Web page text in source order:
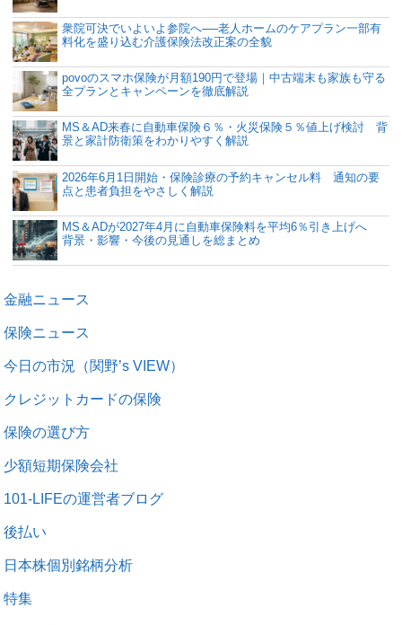
衆院可決でいよいよ参院へ──老人ホームのケアプラン一部有
料化を盛り込む介護保険法改正案の全貌
povoのスマホ保険が月額190円で登場｜中古端末も家族も守る
全プランとキャンペーンを徹底解説
MS＆AD来春に自動車保険６％・火災保険５％値上げ検討 背
景と家計防衛策をわかりやすく解説
2026年6月1日開始・保険診療の予約キャンセル料 通知の要
点と患者負担をやさしく解説
MS＆ADが2027年4月に自動車保険料を平均6％引き上げへ
背景・影響・今後の見通しを総まとめ
金融ニュース
保険ニュース
今日の市況（関野’s VIEW）
クレジットカードの保険
保険の選び方
少額短期保険会社
101-LIFEの運営者ブログ
後払い
日本株個別銘柄分析
特集